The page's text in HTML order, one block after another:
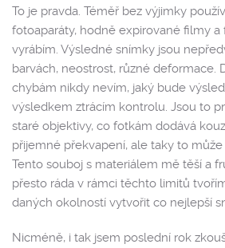
To je pravda. Téměř bez výjimky
fotoaparáty, hodně expirované filmy a
vyrábím. Výsledné snímky jsou
barvách, neostrost, různé deformace.
chybám nikdy nevím, jaký bude
výsledkem ztrácím kontrolu. Jsou to
staré objektivy, co fotkám dodává
přijemné překvapení, ale taky to
Tento souboj s materiálem mě těší a
přesto ráda v rámci těchto limitů
daných okolností vytvořit co nejlepší
Nicméně, i tak jsem poslední rok